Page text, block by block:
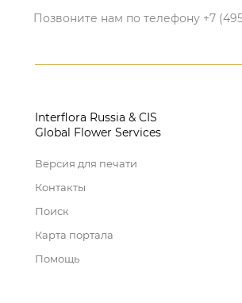
Позвоните нам по телефону +7
Interflora Russia & CIS
Global Flower Services
Версия для печати
Контакты
Поиск
Карта портала
Помощь